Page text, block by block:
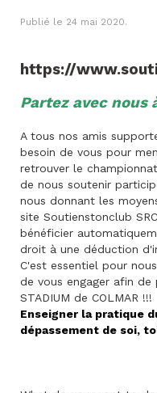
Publié le 24 mai 2020.
https://
Partez avec nous
A tous nos amis
besoin de vous pour
retrouver le
de nous soutenir
nous donnant les
site Soutienstonclub
bénéficier
droit à une déduction
C'est essentiel pour
de vous engager afin de
STADIUM de COLMAR !!!
Enseigner la pratique
dépassement de soi,